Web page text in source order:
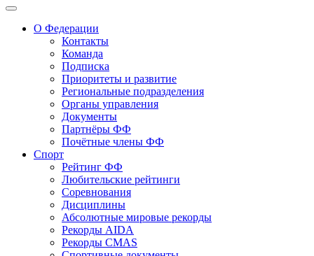
О Федерации
Контакты
Команда
Подписка
Приоритеты и развитие
Региональные подразделения
Органы управления
Документы
Партнёры ФФ
Почётные члены ФФ
Спорт
Рейтинг ФФ
Любительские рейтинги
Соревнования
Дисциплины
Абсолютные мировые рекорды
Рекорды AIDA
Рекорды CMAS